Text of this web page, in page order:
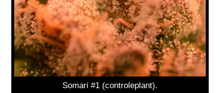
Somari #1 (controleplant).